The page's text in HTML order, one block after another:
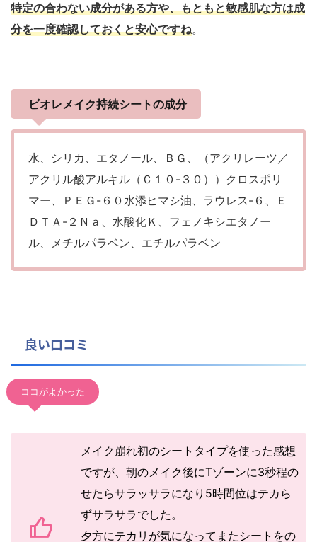
特定の合わない成分がある方や、もともと敏感肌な方は成
分を一度確認しておくと安心ですね。
ビオレメイク持続シートの成分
水、シリカ、エタノール、ＢＧ、（アクリレーツ／
アクリル酸アルキル（Ｃ１０-３０））クロスポリ
マー、ＰＥＧ-６０水添ヒマシ油、ラウレス-６、Ｅ
ＤＴＡ-２Ｎａ、水酸化Ｋ、フェノキシエタノー
ル、メチルパラベン、エチルパラベン
良い口コミ
ココがよかった
メイク崩れ初のシートタイプを使った感想
ですが、朝のメイク後にTゾーンに3秒程の
せたらサラッサラになり5時間位はテカら
ずサラサラでした。
夕方にテカリが気になってまたシートをの